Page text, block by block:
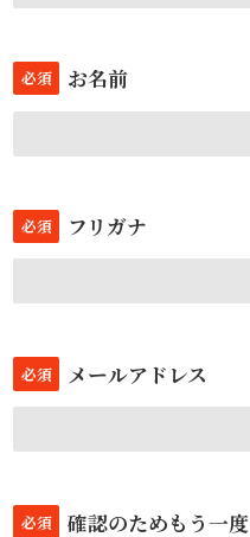
必須 お名前
必須 フリガナ
必須 メールアドレス
必須 確認のためもう一度